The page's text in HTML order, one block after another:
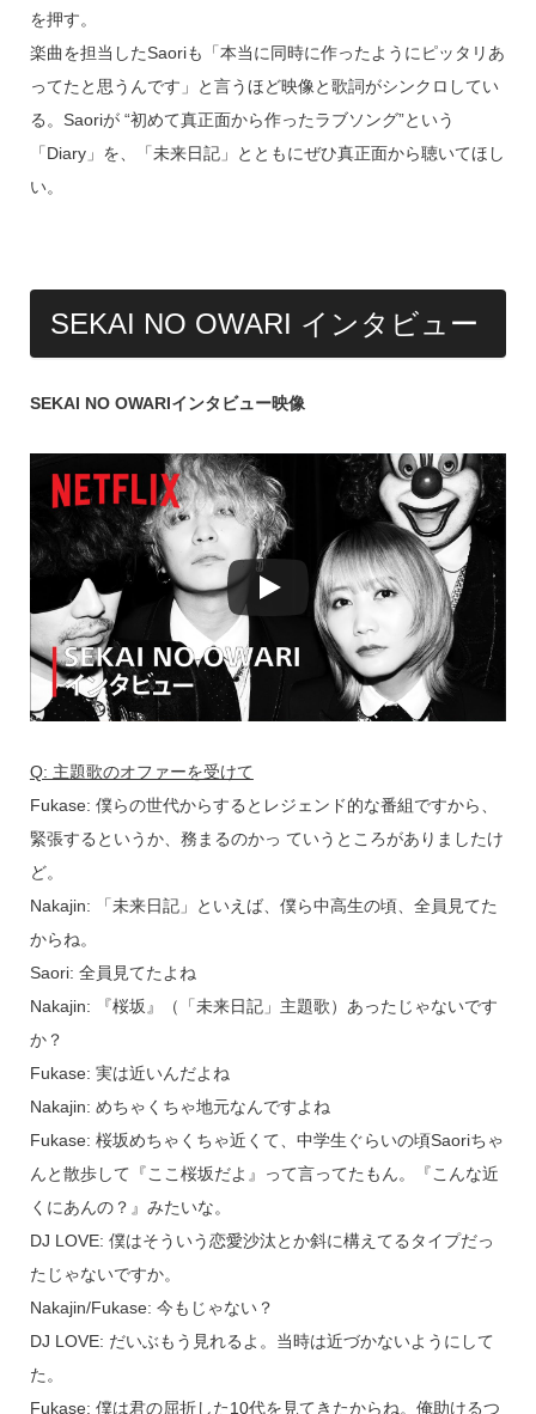
を押す。
楽曲を担当したSaoriも「本当に同時に作ったようにピッタリあ
ってたと思うんです」と言うほど映像と歌詞がシンクロしてい
る。Saoriが “初めて真正面から作ったラブソング”という
「Diary」を、「未来日記」とともにぜひ真正面から聴いてほし
い。
SEKAI NO OWARI インタビュー
SEKAI NO OWARIインタビュー映像
Q: 主題歌のオファーを受けて
Fukase: 僕らの世代からするとレジェンド的な番組ですから、
緊張するというか、務まるのかっ ていうところがありましたけ
ど。
Nakajin: 「未来日記」といえば、僕ら中高生の頃、全員見てた
からね。
Saori: 全員見てたよね
Nakajin: 『桜坂』（「未来日記」主題歌）あったじゃないです
か？
Fukase: 実は近いんだよね
Nakajin: めちゃくちゃ地元なんですよね
Fukase: 桜坂めちゃくちゃ近くて、中学生ぐらいの頃Saoriちゃ
んと散歩して『ここ桜坂だよ』って言ってたもん。『こんな近
くにあんの？』みたいな。
DJ LOVE: 僕はそういう恋愛沙汰とか斜に構えてるタイプだっ
たじゃないですか。
Nakajin/Fukase: 今もじゃない？
DJ LOVE: だいぶもう見れるよ。当時は近づかないようにして
た。
Fukase: 僕は君の屈折した10代を見てきたからね。俺助けるつ